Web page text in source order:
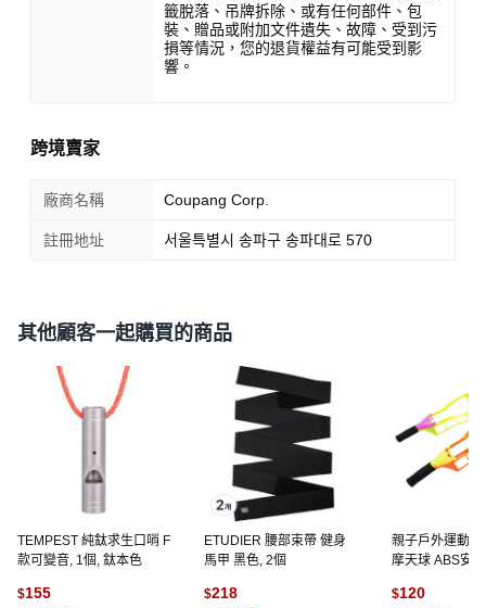
籤脫落、吊牌拆除、或有任何部件、包
裝、贈品或附加文件遺失、故障、受到污
損等情況，您的退貨權益有可能受到影
響。
跨境賣家
廠商名稱 Coupang Corp.
註冊地址 서울특별시 송파구 송파대로 570
其他顧客一起購買的商品
TEMPEST 純鈦求生口哨 F
款可變音, 1個, 鈦本色
$155
ETUDIER 腰部束帶 健身
馬甲 黑色, 2個
$218
親子戶外運動玩
摩天球 ABS安
組(球拍*2，球
$120